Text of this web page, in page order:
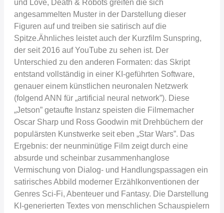
und Love, Death & Robots greifen die sich
angesammelten Muster in der Darstellung dieser
Figuren auf und treiben sie satirisch auf die
Spitze.Ähnliches leistet auch der Kurzfilm Sunspring,
der seit 2016 auf YouTube zu sehen ist. Der
Unterschied zu den anderen Formaten: das Skript
entstand vollständig in einer KI-geführten Software,
genauer einem künstlichen neuronalen Netzwerk
(folgend ANN für „artificial neural network”). Diese
„Jetson” getaufte Instanz speisten die Filmemacher
Oscar Sharp und Ross Goodwin mit Drehbüchern der
populärsten Kunstwerke seit eben „Star Wars”. Das
Ergebnis: der neunminütige Film zeigt durch eine
absurde und scheinbar zusammenhanglose
Vermischung von Dialog- und Handlungspassagen ein
satirisches Abbild moderner Erzählkonventionen der
Genres Sci-Fi, Abenteuer und Fantasy. Die Darstellung
KI-generierten Textes von menschlichen Schauspielern